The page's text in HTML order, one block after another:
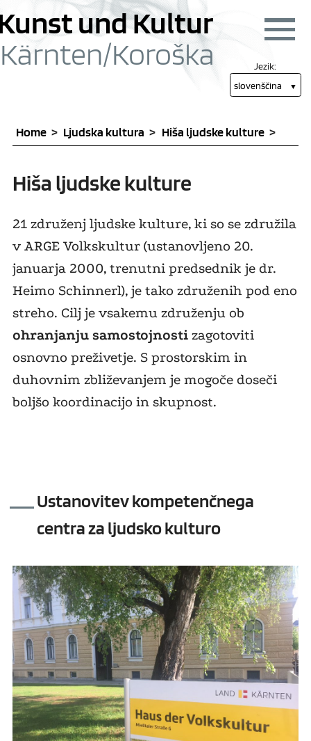
Skoči na vsebino [1] Skoči na glavni meni
und Kultur
Kärnten/Koroška
Jezik:
slovenščina
Home Ljudska kultura Hiša ljudske kulture
Hiša ljudske kulture
21 združenj ljudske kulture, ki so se združila
v ARGE Volkskultur (ustanovljeno 20.
januarja 2000, trenutni predsednik je dr.
Heimo Schinnerl), je tako združenih pod eno
streho. Cilj je vsakemu združenju ob
ohranjanju samostojnostizagotoviti
osnovno preživetje. S prostorskim in
duhovnim zbliževanjem je mogoče doseči
boljšo koordinacijo in skupnost.
Ustanovitev kompetenčnega
centra za ljudsko kulturo